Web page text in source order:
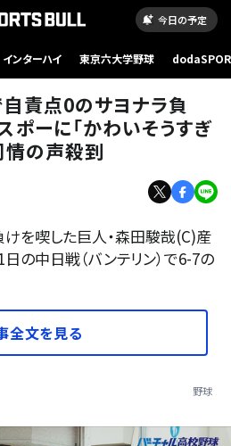
今日の予定
インターハイ 東京六大学野球
責点0のサヨナラ負
ーに「かわいそうすぎ
の声殺到
を喫した巨人・森田駿哉(C)産
中日戦（バンテリン）で6-7の
全文を見る
野球